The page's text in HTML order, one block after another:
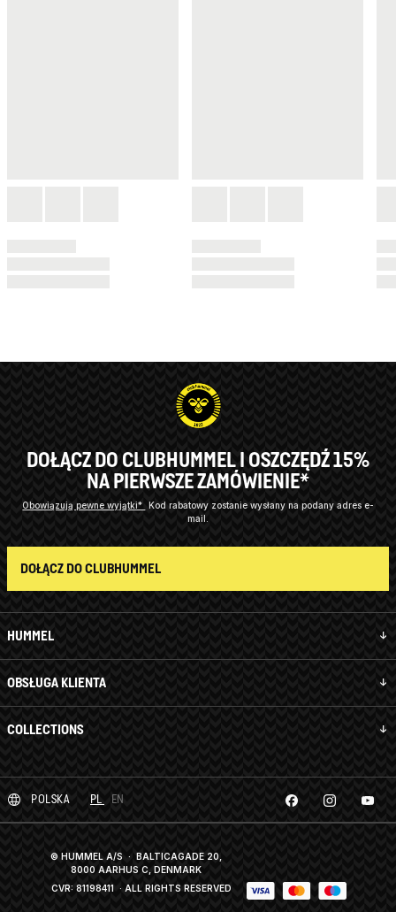
HUMMEL
OBSŁUGA KLIENTA
COLLECTIONS
DOŁĄCZ DO CLUBHUMMEL I OSZCZĘDŹ 15%
NA PIERWSZE ZAMÓWIENIE*
Obowiązują pewne wyjątki* Kod rabatowy zostanie wysłany na podany adres e-
mail.
DOŁĄCZ DO CLUBHUMMEL
POLSKA PL EN
© HUMMEL A/S · BALTICAGADE 20,
8000 AARHUS C, DENMARK
CVR: 81198411 · ALL RIGHTS RESERVED